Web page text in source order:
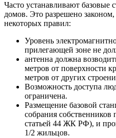
Часто устанавливают
домов. Это разрешено
некоторых правил:
Уровень
прилегающей зоне не
антенна должна
метров от поверхности
метров от других
Возможность доступа
ограничена.
Размещение базовой
собрания собственников
статьей 44 ЖК РФ), и
1/2 жильцов.